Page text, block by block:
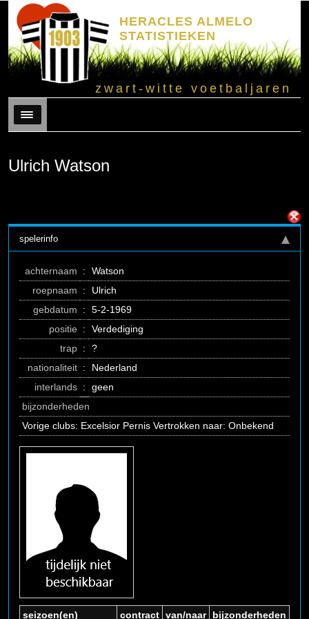
HERACLES ALMELO
STATISTIEKEN
zwart-witte voetbaljaren
Menu
Ulrich Watson
spelerinfo
achternaam :
Watson
roepnaam
:
Ulrich
gebdatum
:
5-2-1969
positie :
Verdediging
trap :
?
nationaliteit :
Nederland
interlands :
geen
bijzonderheden
Vorige clubs: Excelsior Pernis Vertrokken naar: Onbekend
seizoen(en) contract van/naar bijzonderheden